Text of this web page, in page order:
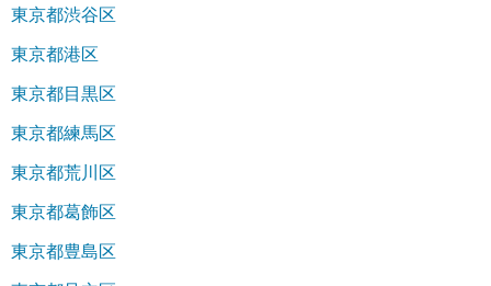
東京都渋谷区
東京都港区
東京都目黒区
東京都練馬区
東京都荒川区
東京都葛飾区
東京都豊島区